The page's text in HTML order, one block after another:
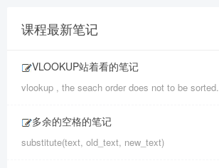
课程最新笔记
VLOOKUP站着看的笔记
vlookup , the seach order does not to be sorted.
多余的空格的笔记
substitute(text, old_text, new_text)